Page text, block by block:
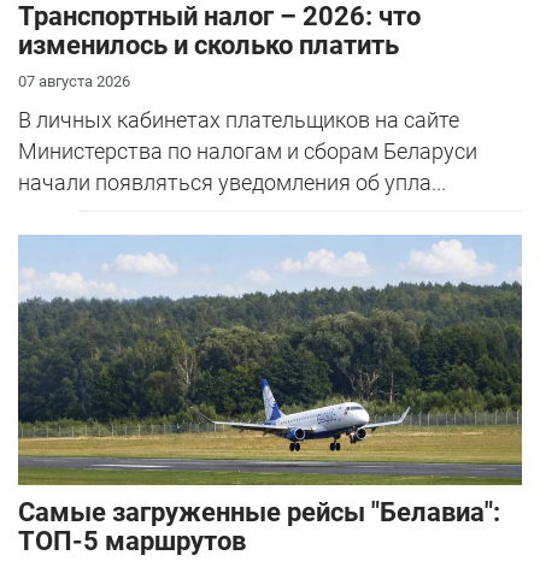
Транспортный налог – 2026: что
изменилось и сколько платить
07 августа 2026
В личных кабинетах плательщиков на сайте
Министерства по налогам и сборам Беларуси
начали появляться уведомления об упла...
Самые загруженные рейсы "Белавиа":
ТОП-5 маршрутов